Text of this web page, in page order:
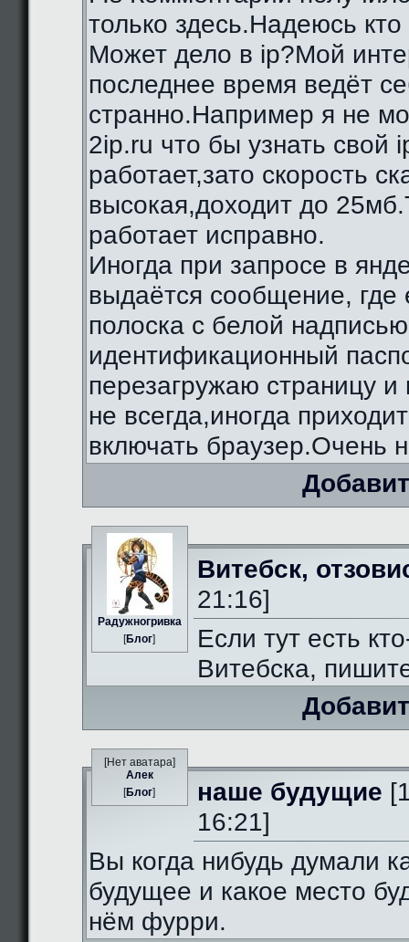
только здесь.Надеюсь
Может дело в ip?Мой
последнее время ведёт
странно.Например я не
2ip.ru что бы узнать свой
работает,зато скорость
высокая,доходит до
работает исправно.
Иногда при запросе в
выдаётся сообщение, где
полоска с белой
идентификационный
перезагружаю страницу и
не всегда,иногда
включать браузер.Очень
Радужногривка
[Блог]
Витебск,
21:16]
Если тут есть
Витебска,
[Нет аватара]
Алек
[Блог] наше будущие
16:21]
Вы когда нибудь думали
будущее и какое место
нём фурри.